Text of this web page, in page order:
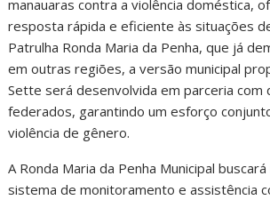
manauaras contra a violência doméstica,
resposta rápida e eficiente às situações
Patrulha Ronda Maria da Penha, que já
em outras regiões, a versão municipal
Sette será desenvolvida em parceria com
federados, garantindo um esforço
violência de gênero.
A Ronda Maria da Penha Municipal
sistema de monitoramento e assistência